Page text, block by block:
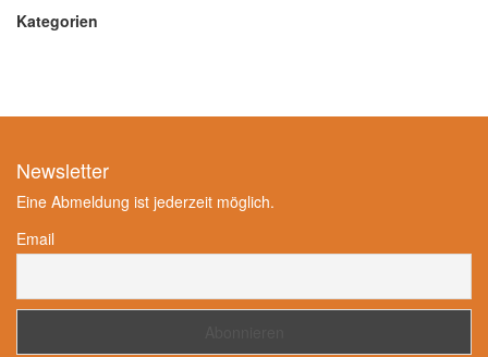
Kategorien
Newsletter
Eine Abmeldung ist jederzeit möglich.
Email